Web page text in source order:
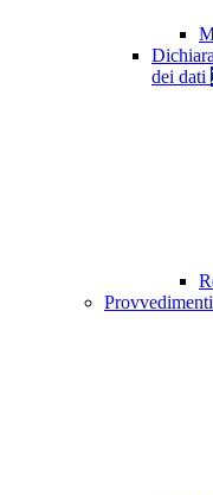
dei dati
Provvedimenti